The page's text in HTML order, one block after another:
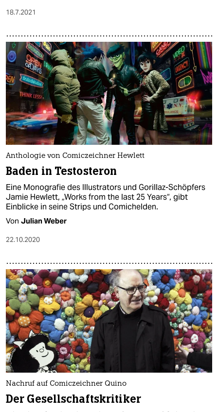
18.7.2021
Anthologie von Comiczeichner Hewlett
Baden in Testosteron
Eine Monografie des Illustrators und Gorillaz-Schöpfers
Jamie Hewlett, „Works from the last 25 Years“, gibt
Einblicke in seine Strips und Comichelden.
Von Julian Weber
22.10.2020
Nachruf auf Comiczeichner Quino
Der Ge­sellschafts­kritiker